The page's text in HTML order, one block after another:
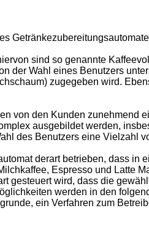
sind so genannte
der Wahl eines Benutzers
zugegeben wird.
von den Kunden
ausgebildet werden,
des Benutzers eine Vielzahl
derart betrieben, dass
Espresso und Latte
gesteuert wird, dass die
werden in den
ein Verfahren zum